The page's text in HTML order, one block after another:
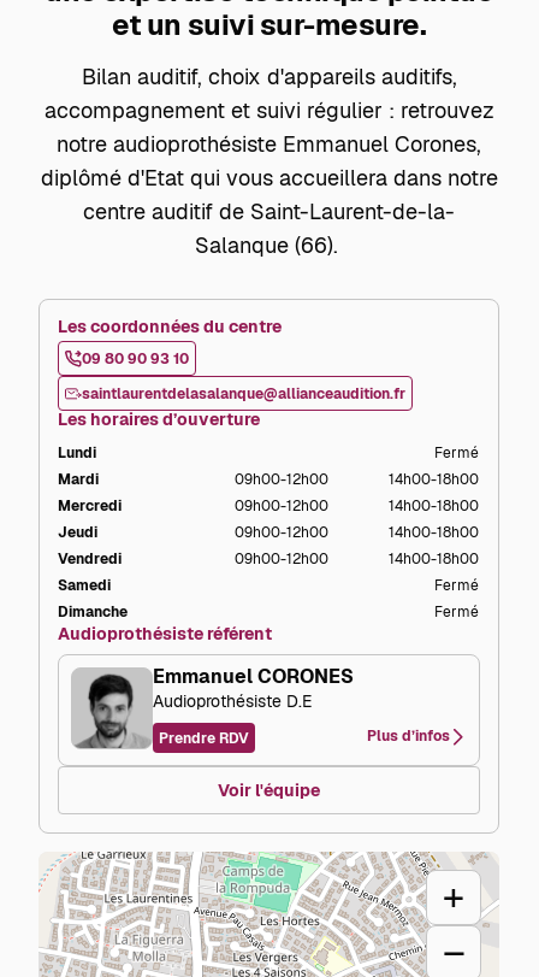
et un suivi sur-mesure.
Bilan auditif, choix d'appareils auditifs,
accompagnement et suivi régulier : retrouvez
notre audioprothésiste Emmanuel Corones,
diplômé d'Etat qui vous accueillera dans notre
centre auditif de Saint-Laurent-de-la-
Salanque (66).
Les coordonnées du centre
09 80 90 93 10
saintlaurentdelasalanque@allianceaudition.fr
Les horaires d’ouverture
Lundi
Fermé
Mardi
09h00-12h00
14h00-18h00
Mercredi
09h00-12h00
14h00-18h00
Jeudi
09h00-12h00
14h00-18h00
Vendredi
09h00-12h00
14h00-18h00
Samedi
Fermé
Dimanche
Fermé
Audioprothésiste référent
Emmanuel CORONES
Audioprothésiste D.E
Prendre RDV Plus d’infos
Voir l'équipe
+
–